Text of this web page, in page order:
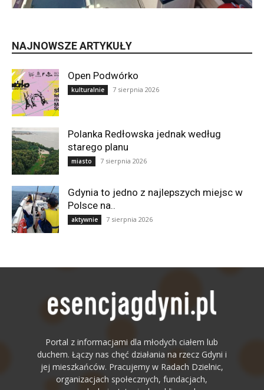
NAJNOWSZE ARTYKUŁY
Open Podwórko
kulturalnie 7 sierpnia 2026
Polanka Redłowska jednak według
starego planu
miasto 7 sierpnia 2026
Gdynia to jedno z najlepszych miejsc w
Polsce na..
aktywnie 7 sierpnia 2026
Portal z informacjami dla młodych ciałem lub
duchem. Łączy nas chęć działania na rzecz Gdyni i
jej mieszkańców. Pracujemy w Radach Dzielnic,
organizacjach społecznych, fundacjach,